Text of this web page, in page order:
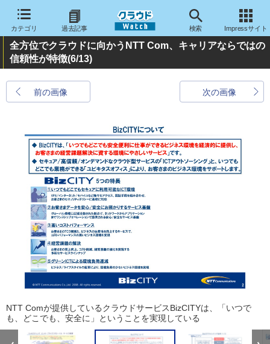
カテゴリ 過去記事 検索 Impressサイト
全方位でクラウドに向かうNTT Com、キャリアならではの
信頼性が特徴(6/13)
前の画像 次の画像
NTT Comが提供しているクラウドサービスBizCITYは、「いつで
も、どこでも、安全に」ということを実現している